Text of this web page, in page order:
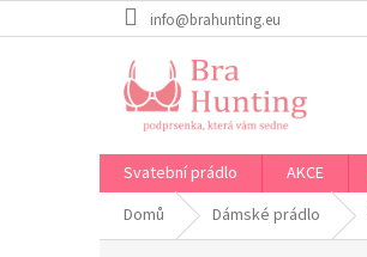
na
info@brahunting.eu
Svatební prádlo AKCE
Domů
Dámské prádlo